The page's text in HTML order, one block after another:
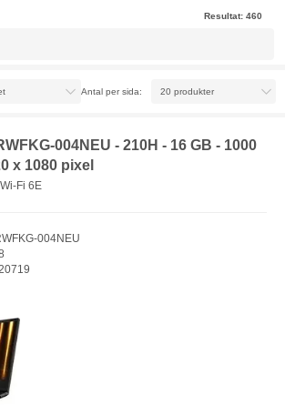
Resultat: 460
Antal per sida:
004NEU - 210H - 16 GB - 1000
x 1080 pixel
Fi 6E
004NEU